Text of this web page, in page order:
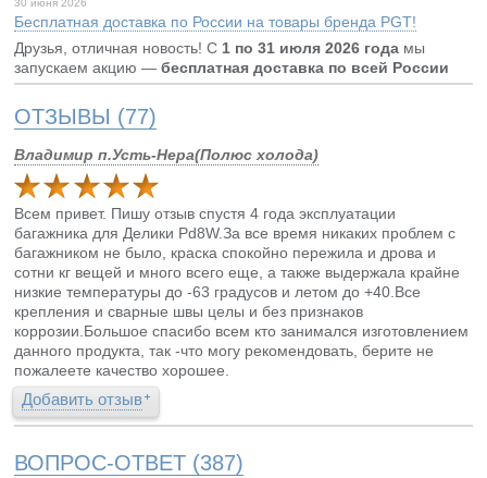
30 июня 2026
Бесплатная доставка по России на товары бренда PGT!
Друзья, отличная новость! С 1 по 31 июля 2026 года мы
запускаем акцию —бесплатная доставка по всей России
ОТЗЫВЫ (77)
Владимир п.Усть-Нера(Полюс холода)
Всем привет. Пишу отзыв спустя 4 года эксплуатации
багажника для Делики Pd8W.За все время никаких проблем с
багажником не было, краска спокойно пережила и дрова и
сотни кг вещей и много всего еще, а также выдержала крайне
низкие температуры до -63 градусов и летом до +40.Все
крепления и сварные швы целы и без признаков
коррозии.Большое спасибо всем кто занимался изготовлением
данного продукта, так -что могу рекомендовать, берите не
пожалеете качество хорошее.
Добавить отзыв
ВОПРОС-ОТВЕТ (387)